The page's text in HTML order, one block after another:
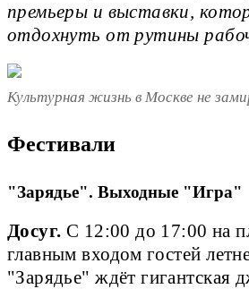
премьеры и выставки,
отдохнуть от рутины
Культурная жизнь в Москве не
Фестивали
"Зарядье". Выходные "Игра"
Досуг. С 12:00 до 17:00 на
главным входом гостей
"Зарядье" ждёт гигантская